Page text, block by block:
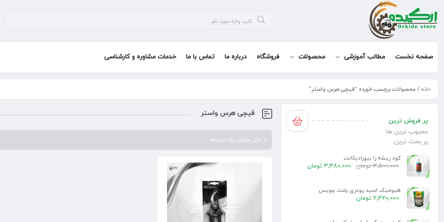
صفحه نخست مطالب آموزشی محصولات فروشگاه درباره ما تماس با ما خدمات مشاوره و کارشناسی
خانه / محصولات برچسب خورده “قیچی هرس واستر”
قیچی هرس واستر
در حال نمایش یک نتیجه
پر فروش ترین
محبوب ترین ها
پر بحث ترین
کود ریشه زا بیورادیکانت
3,500,000 تومان 3,380,000 تومان
هیومیک اسید پودری پلنت چویس
2,320,000 تومان